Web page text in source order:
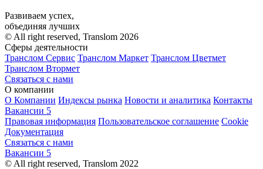
Развиваем успех,
объединяя лучших
© All right reserved, Translom 2026
Сферы деятельности
Транслом Сервис Транслом Маркет Транслом Цветмет
Транслом Втормет
Связаться с нами
О компании
О Компании Индексы рынка Новости и аналитика Контакты
Вакансии 5
Правовая информация Пользовательское соглашение Cookie
Документация
Связаться с нами
Вакансии 5
© All right reserved, Translom 2022